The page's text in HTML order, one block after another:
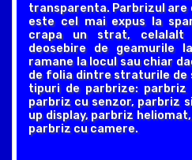
transparenta. Parbrizul
este cel mai expus la
crapa un strat, celalalt
deosebire de geamurile
ramane la locul sau chiar
de folia dintre straturile de
tipuri de parbrize: parbriz
parbriz cu senzor, parbriz
up display, parbriz
parbriz cu camere.